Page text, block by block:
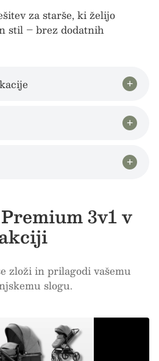
za starše, ki želijo
stil – brez dodatnih
3v1 v
zloži in prilagodi vašemu
slogu.